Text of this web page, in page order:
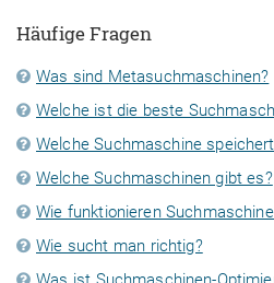
Häufige Fragen
Was sind Metasuchmaschinen?
Welche ist die beste
Welche Suchmaschine
Welche Suchmaschinen gibt es?
Wie funktionieren
Wie sucht man richtig?